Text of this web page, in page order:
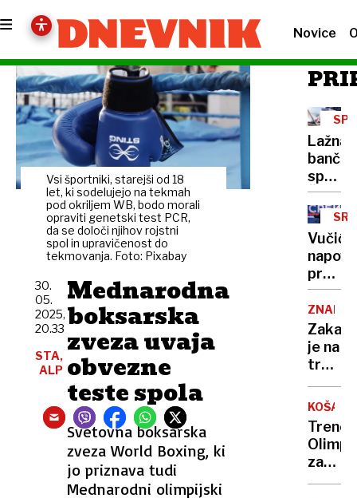
Novice
Vsi športniki, starejši od 18
let, ki sodelujejo na tekmah
pod okriljem WB, bodo morali
opraviti genetski test PCR,
da se določi njihov rojstni
spol in upravičenost do
tekmovanja. Foto: Pixabay
Mednarodna
boksarska
zveza uvaja
obvezne
teste spola
Svetovna boksarska
zveza World Boxing, ki
jo priznava tudi
Mednarodni olimpijski
30.
05.
2025,
20.33
STA,
ALP
Lažna
bančna
Žrtev
iz
ostala
brez
več
tisoč
evrov
Vučić
volitve
po
koncu
priprav
na
Zakaj
je na
trgu
počil
balon
za
napad